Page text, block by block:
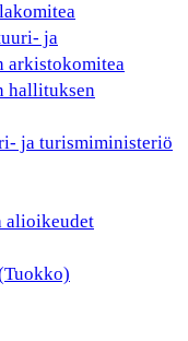
ja
arkistokomitea
hallituksen
ja turismiministeriö
alioikeudet